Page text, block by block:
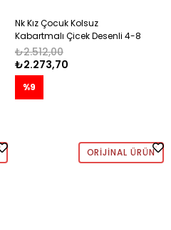
Nk Kız Çocuk Kolsuz
Kabartmalı Çicek Desenli 4-8
Yaş SARI
₺2.273,70
₺2.512,00
%9
ORIJINAL ÜRÜN